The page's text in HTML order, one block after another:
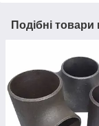
Подібні товари